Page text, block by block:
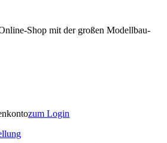
Shop mit der großen Modellbau-
zum Login